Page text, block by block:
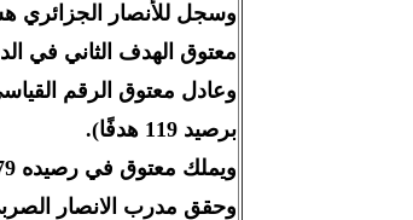
معتوق الهدف الثاني في الدقيقة 61 بتسديدة قوية بعد تمريرة رائعة
برصيد 119 هدفًا).
ويملك معتوق في رصيده 279 هدفًا مع أندية الأنصار والعهد والنجمة والأمارات والشعب والفجيرة الإماراتية.
وحقق مدرب الانصار